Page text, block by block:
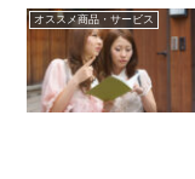
オススメ商品・サービス